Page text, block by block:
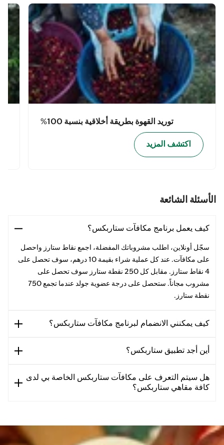
توريد القهوة بطريقة أخلاقية بنسبة 100%
اكتشف المزيد
الأسئلة الشائعة
كيف يعمل برنامج مكافآت ستاربكس؟
سجّل أونلاين، اطلب مشروباتك المفضلة، اجمع نقاط ستارز واحصل
على مكافآت. عند كل عملية شراء بقيمة 10 درهم، سوف تحصل على
4 نقاط ستارز. مقابل كل 250 نقطة ستارز سوف تحصل على
مشروب مجاناً. ستحصل على درجة عضوية جولد عندما تجمع 750
نقطة ستارز.
كيف يمكنني الانضمام لبرنامج مكافآت ستاربكس؟
أين أجد تطبيق ستاربكس؟
هل سيتم التعرف على مكافآت ستاربكس الخاصة بي لدى
كافة مقاهي ستاربكس؟